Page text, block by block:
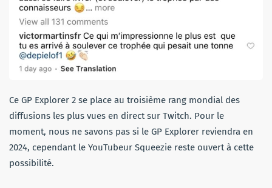
Ce GP Explorer 2 se place au troisième rang mondial des
diffusions les plus vues en direct sur Twitch. Pour le
moment, nous ne savons pas si le GP Explorer reviendra en
2024, cependant le YouTubeur Squeezie reste ouvert à cette
possibilité.